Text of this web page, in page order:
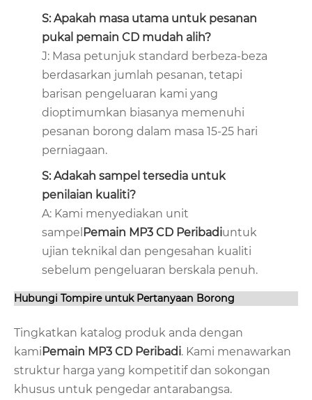
S: Apakah masa utama untuk pesanan
pukal pemain CD mudah alih?
J: Masa petunjuk standard berbeza-beza
berdasarkan jumlah pesanan, tetapi
barisan pengeluaran kami yang
dioptimumkan biasanya memenuhi
pesanan borong dalam masa 15-25 hari
perniagaan.
S: Adakah sampel tersedia untuk
penilaian kualiti?
A: Kami menyediakan unit
sampel Pemain MP3 CD Peribadiuntuk
ujian teknikal dan pengesahan kualiti
sebelum pengeluaran berskala penuh.
Hubungi Tompire untuk Pertanyaan Borong
Tingkatkan katalog produk anda dengan
kamiPemain MP3 CD Peribadi. Kami menawarkan
struktur harga yang kompetitif dan sokongan
khusus untuk pengedar antarabangsa.